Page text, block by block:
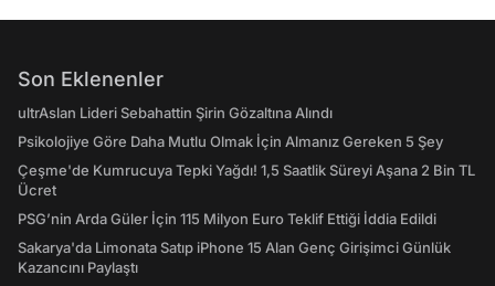
Son Eklenenler
ultrAslan Lideri Sebahattin Şirin Gözaltına Alındı
Psikolojiye Göre Daha Mutlu Olmak İçin Almanız Gereken 5 Şey
Çeşme'de Kumrucuya Tepki Yağdı! 1,5 Saatlik Süreyi Aşana 2 Bin TL
Ücret
PSG’nin Arda Güler İçin 115 Milyon Euro Teklif Ettiği İddia Edildi
Sakarya'da Limonata Satıp iPhone 15 Alan Genç Girişimci Günlük
Kazancını Paylaştı